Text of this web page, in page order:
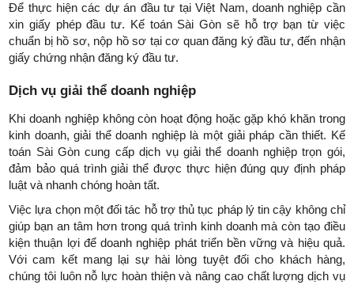
Để thực hiện các dự án đầu tư tại Việt Nam, doanh nghiệp cần
xin giấy phép đầu tư. Kế toán Sài Gòn sẽ hỗ trợ bạn từ việc
chuẩn bị hồ sơ, nộp hồ sơ tại cơ quan đăng ký đầu tư, đến nhận
giấy chứng nhận đăng ký đầu tư.
Dịch vụ giải thể doanh nghiệp
Khi doanh nghiệp không còn hoạt động hoặc gặp khó khăn trong
kinh doanh, giải thể doanh nghiệp là một giải pháp cần thiết. Kế
toán Sài Gòn cung cấp dịch vụ giải thể doanh nghiệp trọn gói,
đảm bảo quá trình giải thể được thực hiện đúng quy định pháp
luật và nhanh chóng hoàn tất.
Việc lựa chọn một đối tác hỗ trợ thủ tục pháp lý tin cậy không chỉ
giúp bạn an tâm hơn trong quá trình kinh doanh mà còn tạo điều
kiện thuận lợi để doanh nghiệp phát triển bền vững và hiệu quả.
Với cam kết mang lại sự hài lòng tuyệt đối cho khách hàng,
chúng tôi luôn nỗ lực hoàn thiện và nâng cao chất lượng dịch vụ